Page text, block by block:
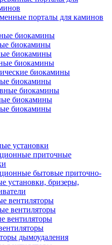
порталы для каминов
биокамины
биокамины
биокамины
биокамины
биокамины
биокамины
биокамины
биокамины
биокамины
установки
приточные
бытовые приточно-
установки, бризеры,
вентиляторы
вентиляторы
вентиляторы
дымоудаления